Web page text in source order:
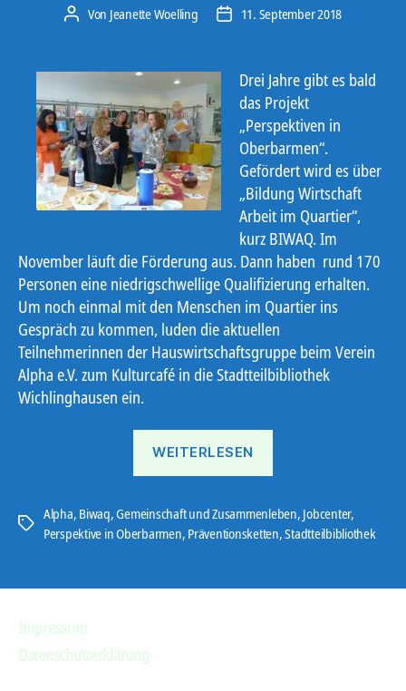
Beitragsautor
Von Jeanette Woelling Veröffentlichungsdatum
11. September 2018
Drei Jahre gibt es bald
das Projekt
„Perspektiven in
Oberbarmen“.
Gefördert wird es über
„Bildung Wirtschaft
Arbeit im Quartier“,
kurz BIWAQ. Im
November läuft die Förderung aus. Dann haben rund 170
Personen eine niedrigschwellige Qualifizierung erhalten.
Um noch einmal mit den Menschen im Quartier ins
Gespräch zu kommen, luden die aktuellen
Teilnehmerinnen der Hauswirtschaftsgruppe beim Verein
Alpha e.V. zum Kulturcafé in die Stadtteilbibliothek
Wichlinghausen ein.
WEITERLESEN
Abschied
ein“
Schlagwörter
Alpha, Biwaq,Gemeinschaft und Zusammenleben, Jobcenter,
Perspektive in Oberbarmen, Präventionsketten,Stadtteilbibliothek